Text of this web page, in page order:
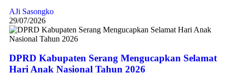
AJi Sasongko
29/07/2026
DPRD Kabupaten Serang Mengucapkan Selamat
Hari Anak Nasional Tahun 2026